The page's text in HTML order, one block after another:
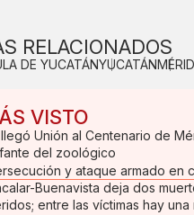
RELACIONADOS
DE YUCATÁNYUCATÁN
VISTO
Unión al Centenario de
del zoológico
y ataque armado en
Buenavista deja dos
entre las víctimas hay una